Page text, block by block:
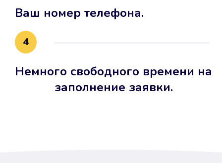
Ваш номер телефона.
4
Немного свободного времени на
заполнение заявки.